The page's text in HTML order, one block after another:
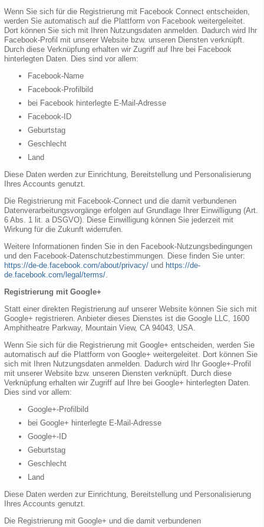
Wenn Sie sich für die Registrierung mit Facebook Connect entscheiden,
werden Sie automatisch auf die Plattform von Facebook weitergeleitet.
Dort können Sie sich mit Ihren Nutzungsdaten anmelden. Dadurch wird Ihr
Facebook-Profil mit unserer Website bzw. unseren Diensten verknüpft.
Durch diese Verknüpfung erhalten wir Zugriff auf Ihre bei Facebook
hinterlegten Daten. Dies sind vor allem:
Facebook-Name
Facebook-Profilbild
bei Facebook hinterlegte E-Mail-Adresse
Facebook-ID
Geburtstag
Geschlecht
Land
Diese Daten werden zur Einrichtung, Bereitstellung und Personalisierung
Ihres Accounts genutzt.
Die Registrierung mit Facebook-Connect und die damit verbundenen
Datenverarbeitungsvorgänge erfolgen auf Grundlage Ihrer Einwilligung (Art.
6 Abs. 1 lit. a DSGVO). Diese Einwilligung können Sie jederzeit mit
Wirkung für die Zukunft widerrufen.
Weitere Informationen finden Sie in den Facebook-Nutzungsbedingungen
und den Facebook-Datenschutzbestimmungen. Diese finden Sie unter:
https://de-de.facebook.com/about/privacy/ und https://de-
de.facebook.com/legal/terms/.
Registrierung mit Google+
Statt einer direkten Registrierung auf unserer Website können Sie sich mit
Google+ registrieren. Anbieter dieses Dienstes ist die Google LLC, 1600
Amphitheatre Parkway, Mountain View, CA 94043, USA.
Wenn Sie sich für die Registrierung mit Google+ entscheiden, werden Sie
automatisch auf die Plattform von Google+ weitergeleitet. Dort können Sie
sich mit Ihren Nutzungsdaten anmelden. Dadurch wird Ihr Google+-Profil
mit unserer Website bzw. unseren Diensten verknüpft. Durch diese
Verknüpfung erhalten wir Zugriff auf Ihre bei Google+ hinterlegten Daten.
Dies sind vor allem:
Google+-Profilbild
bei Google+ hinterlegte E-Mail-Adresse
Google+-ID
Geburtstag
Geschlecht
Land
Diese Daten werden zur Einrichtung, Bereitstellung und Personalisierung
Ihres Accounts genutzt.
Die Registrierung mit Google+ und die damit verbundenen